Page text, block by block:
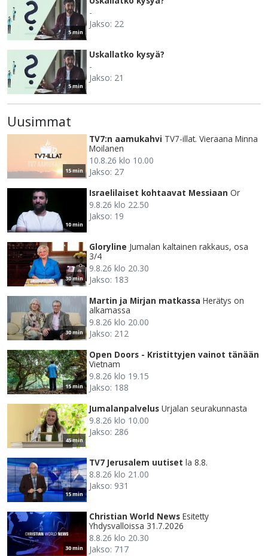
5 min
-
Jakso: 22
5 min
Uskallatko kysyä?
-
Jakso: 21
Uusimmat
15 min
TV7:n aamukahvi TV7-illat. Vieraana Minna
Moilanen
10.8.26 klo 10.00
Jakso: 27
10 min
Israelilaiset kohtaavat Messiaan Or
9.8.26 klo 22.50
Jakso: 19
30 min
Gloryline Jumalan kaltainen rakkaus, osa
3/4
9.8.26 klo 20.30
Jakso: 183
30 min
Martin ja Mirjan matkassa Herätys on
alkamassa
9.8.26 klo 20.00
Jakso: 212
15 min
Open Doors - Kristittyjen vainot tänään
Vietnam
9.8.26 klo 19.15
Jakso: 188
45 min
Jumalanpalvelus Urjalan seurakunnasta
9.8.26 klo 10.00
Jakso: 286
15 min
TV7 Jerusalem uutiset la 8.8.
8.8.26 klo 21.00
Jakso: 931
30 min
Christian World News Esitetty
Yhdysvalloissa 31.7.2026
8.8.26 klo 20.30
Jakso: 717